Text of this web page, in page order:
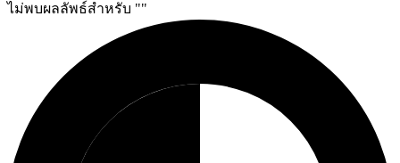
ไม่พบผลลัพธ์สำหรับ ""